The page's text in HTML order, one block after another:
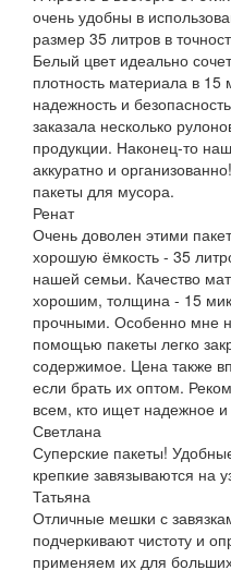
очень удобны в
размер 35 литров в
Белый цвет идеально
плотность материала в 15
надежность и
заказала несколько
продукции. Наконец-то
аккуратно и
пакеты для мусора.
Ренат
Очень доволен этими
хорошую ёмкость - 35
нашей семьи. Качество
хорошим, толщина - 15
прочными. Особенно мне
помощью пакеты легко
содержимое. Цена также
если брать их оптом.
всем, кто ищет надежное
Светлана
Суперские пакеты!
крепкие завязываются на
Татьяна
Отличные мешки с
подчеркивают чистоту и
применяем их для